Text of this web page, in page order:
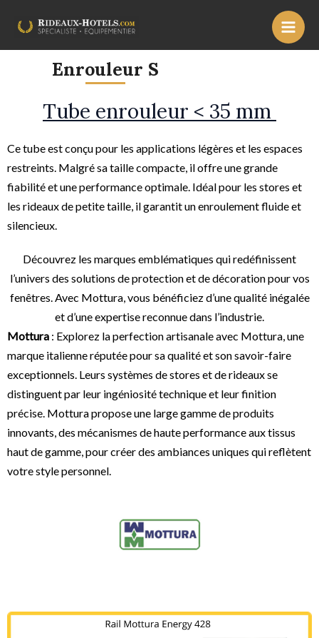
content
Main
Enrouleur S
Tube enrouleur < 35 mm
Ce tube est conçu pour les applications légères et les espaces
restreints. Malgré sa taille compacte, il offre une grande
fiabilité et une performance optimale. Idéal pour les stores et
les rideaux de petite taille, il garantit un enroulement fluide et
silencieux.
Découvrez les marques emblématiques qui redéfinissent
l’univers des solutions de protection et de décoration pour vos
fenêtres. Avec Mottura, vous bénéficiez d’une qualité inégalée
et d’une expertise reconnue dans l’industrie.
Mottura : Explorez la perfection artisanale avec Mottura, une
marque italienne réputée pour sa qualité et son savoir-faire
exceptionnels. Leurs systèmes de stores et de rideaux se
distinguent par leur ingéniosité technique et leur finition
précise. Mottura propose une large gamme de produits
innovants, des mécanismes de haute performance aux tissus
haut de gamme, pour créer des ambiances uniques qui reflètent
votre style personnel.